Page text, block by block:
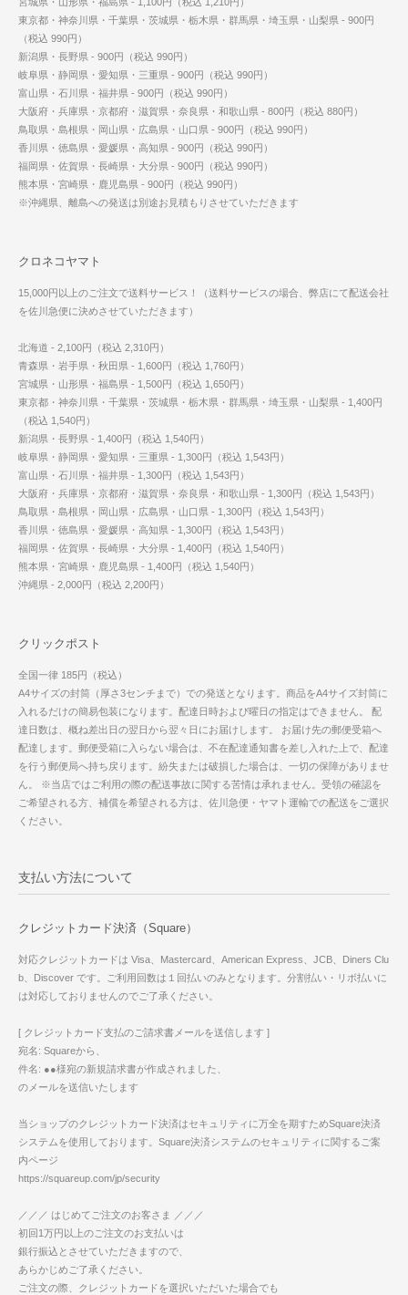
宮城県・山形県・福島県 - 1,100円（税込 1,210円）
東京都・神奈川県・千葉県・茨城県・栃木県・群馬県・埼玉県・山梨県 - 900円
（税込 990円）
新潟県・長野県 - 900円（税込 990円）
岐阜県・静岡県・愛知県・三重県 - 900円（税込 990円）
富山県・石川県・福井県 - 900円（税込 990円）
大阪府・兵庫県・京都府・滋賀県・奈良県・和歌山県 - 800円（税込 880円）
鳥取県・島根県・岡山県・広島県・山口県 - 900円（税込 990円）
香川県・徳島県・愛媛県・高知県 - 900円（税込 990円）
福岡県・佐賀県・長崎県・大分県 - 900円（税込 990円）
熊本県・宮崎県・鹿児島県 - 900円（税込 990円）
※沖縄県、離島への発送は別途お見積もりさせていただきます
クロネコヤマト
15,000円以上のご注文で送料サービス！（送料サービスの場合、弊店にて配送会社
を佐川急便に決めさせていただきます）
北海道 - 2,100円（税込 2,310円）
青森県・岩手県・秋田県 - 1,600円（税込 1,760円）
宮城県・山形県・福島県 - 1,500円（税込 1,650円）
東京都・神奈川県・千葉県・茨城県・栃木県・群馬県・埼玉県・山梨県 - 1,400円
（税込 1,540円）
新潟県・長野県 - 1,400円（税込 1,540円）
岐阜県・静岡県・愛知県・三重県 - 1,300円（税込 1,543円）
富山県・石川県・福井県 - 1,300円（税込 1,543円）
大阪府・兵庫県・京都府・滋賀県・奈良県・和歌山県 - 1,300円（税込 1,543円）
鳥取県・島根県・岡山県・広島県・山口県 - 1,300円（税込 1,543円）
香川県・徳島県・愛媛県・高知県 - 1,300円（税込 1,543円）
福岡県・佐賀県・長崎県・大分県 - 1,400円（税込 1,540円）
熊本県・宮崎県・鹿児島県 - 1,400円（税込 1,540円）
沖縄県 - 2,000円（税込 2,200円）
クリックポスト
全国一律 185円（税込）
A4サイズの封筒（厚さ3センチまで）での発送となります。商品をA4サイズ封筒に
入れるだけの簡易包装になります。配達日時および曜日の指定はできません。 配
達日数は、概ね差出日の翌日から翌々日にお届けします。 お届け先の郵便受箱へ
配達します。郵便受箱に入らない場合は、不在配達通知書を差し入れた上で、配達
を行う郵便局へ持ち戻ります。紛失または破損した場合は、一切の保障がありませ
ん。 ※当店ではご利用の際の配送事故に関する苦情は承れません。受領の確認を
ご希望される方、補償を希望される方は、佐川急便・ヤマト運輸での配送をご選択
ください。
支払い方法について
クレジットカード決済（Square）
対応クレジットカードは Visa、Mastercard、American Express、JCB、Diners Clu
b、Discover です。ご利用回数は１回払いのみとなります。分割払い・リボ払いに
は対応しておりませんのでご了承ください。
[ クレジットカード支払のご請求書メールを送信します ]
宛名: Squareから、
件名: ●●様宛の新規請求書が作成されました、
のメールを送信いたします
当ショップのクレジットカード決済はセキュリティに万全を期すためSquare決済
システムを使用しております。Square決済システムのセキュリティに関するご案
内ページ
https://squareup.com/jp/security
／／／ はじめてご注文のお客さま ／／／
初回1万円以上のご注文のお支払いは
銀行振込とさせていただきますので、
あらかじめご了承ください。
ご注文の際、クレジットカードを選択いただいた場合でも